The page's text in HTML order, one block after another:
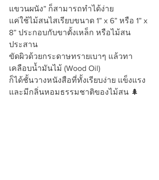
แขวนผนัง” ก็สามารถทำได้ง่าย
แค่ใช้ไม้สนไสเรียบขนาด 1” x 6” หรือ 1” x
8” ประกอบกับขาตั้งเหล็ก หรือไม้สน
ประสาน
ขัดผิวด้วยกระดาษทรายเบาๆ แล้วทา
เคลือบน้ำมันไม้ (Wood Oil)
ก็ได้ชั้นวางหนังสือที่ทั้งเรียบง่าย แข็งแรง
และมีกลิ่นหอมธรรมชาติของไม้สน 🌲